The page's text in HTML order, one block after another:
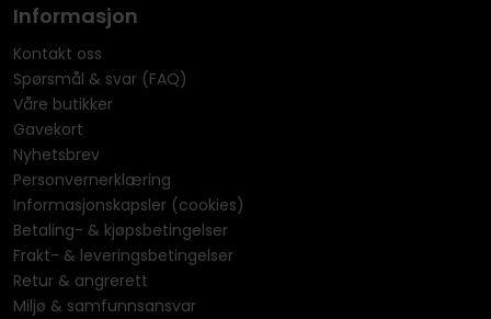
Informasjon
Kontakt oss
Spørsmål & svar (FAQ)
Våre butikker
Gavekort
Nyhetsbrev
Personvernerklæring
Informasjonskapsler (cookies)
Betaling- & kjøpsbetingelser
Frakt- & leveringsbetingelser
Retur & angrerett
Miljø & samfunnsansvar